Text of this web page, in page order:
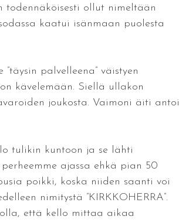
todennäköisesti ollut nimeltään
kaatui isänmaan puolesta
palvelleena” väistyen
kävelemään. Siellä ullakon
joukosta. Vaimoni äiti antoi
tulikin kuntoon ja se lähti
ajassa ehkä pian 50
poikki, koska niiden saanti voi
nimitystä ”KIRKKOHERRA”.
että kello mittaa aikaa